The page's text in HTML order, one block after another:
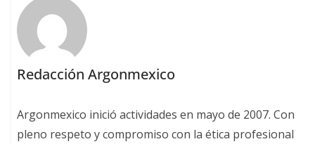
Redacción Argonmexico
Argonmexico inició actividades en mayo de 2007. Con
pleno respeto y compromiso con la ética profesional